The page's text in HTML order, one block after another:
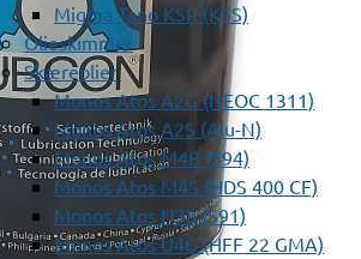
Migma Tano KSR (KSS)
Olieskimmer
Skæreolier
Monos Atos A2G (NEOC 1311)
Monos Atos A2S (Alu-N)
Monos Atos M4B (S94)
Monos Atos M4S (HDS 400 CF)
Monos Atos N3S (S91)
Monos Atos U4G (HFF 22 GMA)